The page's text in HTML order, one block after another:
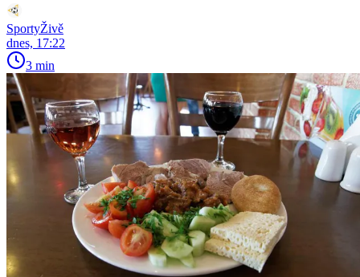
SportyŽivě
dnes, 17:22
3 min